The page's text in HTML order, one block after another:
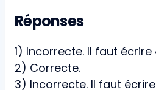
Réponses
1) Incorrecte. Il faut écrire
2) Correcte.
3) Incorrecte. Il faut